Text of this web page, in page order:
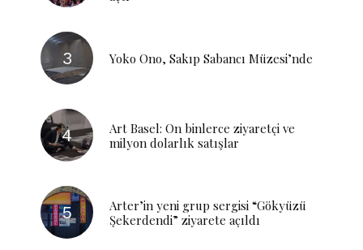
Yoko Ono, Sakıp Sabancı Müzesi’nde
Art Basel: On binlerce ziyaretçi ve
milyon dolarlık satışlar
Arter’in yeni grup sergisi “Gökyüzü
Şekerdendi” ziyarete açıldı